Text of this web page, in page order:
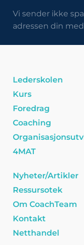
Vi sender ikke
adressen din
Lederskolen
Kurs
Foredrag
Coaching
4MAT
Nyheter/Artikler
Ressursotek
Om CoachTeam
Kontakt
Netthandel